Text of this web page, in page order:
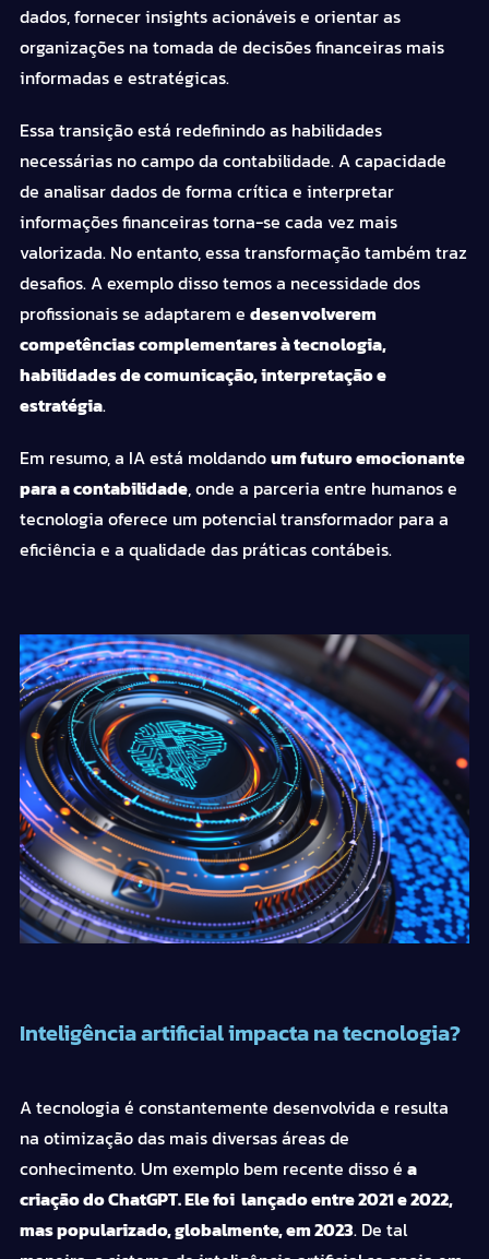
dados, fornecer insights acionáveis e orientar as
organizações na tomada de decisões financeiras mais
informadas e estratégicas.
Essa transição está redefinindo as habilidades
necessárias no campo da contabilidade. A capacidade
de analisar dados de forma crítica e interpretar
informações financeiras torna-se cada vez mais
valorizada. No entanto, essa transformação também traz
desafios. A exemplo disso temos a necessidade dos
profissionais se adaptarem e desenvolverem
competências complementares à tecnologia,
habilidades de comunicação, interpretação e
estratégia.
Em resumo, a IA está moldandoum futuro emocionante
para a contabilidade, onde a parceria entre humanos e
tecnologia oferece um potencial transformador para a
eficiência e a qualidade das práticas contábeis.
Inteligência artificial impacta na tecnologia?
A tecnologia é constantemente desenvolvida e resulta
na otimização das mais diversas áreas de
conhecimento. Um exemplo bem recente disso é a
criação do ChatGPT. Ele foi lançado entre 2021 e 2022,
mas popularizado, globalmente, em 2023. De tal